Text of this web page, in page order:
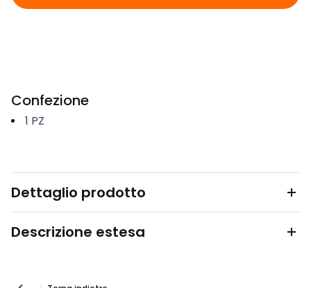
Confezione
1 PZ
Dettaglio prodotto
Descrizione estesa